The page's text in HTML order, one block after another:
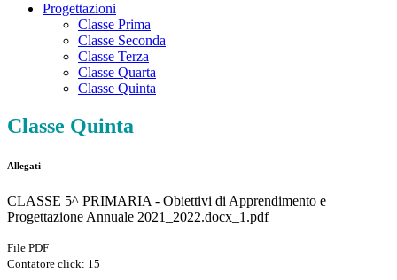
Progettazioni
Classe Prima
Classe Seconda
Classe Terza
Classe Quarta
Classe Quinta
Classe Quinta
Allegati
CLASSE 5^ PRIMARIA - Obiettivi di Apprendimento e
Progettazione Annuale 2021_2022.docx_1.pdf
File PDF
Contatore click: 15